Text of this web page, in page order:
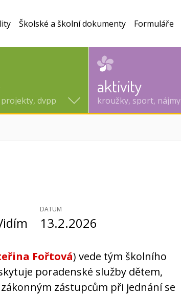
dvpp
aktivity
kroužky, sport, nájmy
Školské a školní dokumenty Formuláře
DATUM
13.2.2026
Fořtová) vede tým školního
poradenské služby dětem,
zástupcům při jednání se